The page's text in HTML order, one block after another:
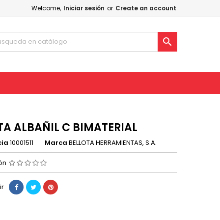
Welcome, Iniciar sesión or Create an account

ALBAÑIL C BIMATERIAL
10001511 Marca BELLOTA HERRAMIENTAS, S.A.